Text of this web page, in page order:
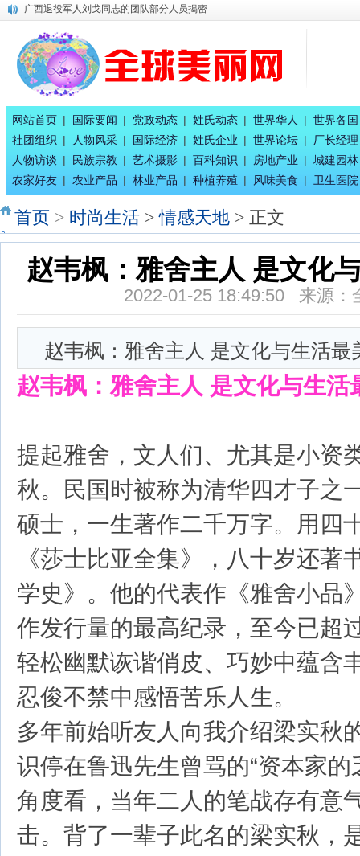
唐国宣采访健康家氧舱智慧生活馆总经理刘珈吟
百家姓合作互助创业交流会二期在南宁隆重召开
全球百家姓研究组委会今日正式成立！
平陆运河上河图总体发展规划
唐国宣采访奥运会冠军唐灵生
八桂孔雀宴 在南宁隆重开业
唐国宣采访广西辉耀文化传播公司绚丽艺术总团长王惠兰
广西退役军人刘戈同志的团队部分人员揭密
网站首页 | 国际要闻 | 党政动态 | 姓氏动态 | 世界华人 | 世界各国
社团组织 | 人物风采 | 国际经济 | 姓氏企业 | 世界论坛 |
厂长经理
人物访谈 | 民族宗教 | 艺术摄影 | 百科知识 | 房地产业 | 城建园林
农家好友 | 农业产品 | 林业产品 | 种植养殖 | 风味美食 | 卫生医院
首页 > 时尚生活 >情感天地 > 正文
赵韦枫：雅舍主人 是文化
2022-01-25 18:49:50 来源：
赵韦枫：雅舍主人 是文化与生活最
赵韦枫：雅舍主人 是文化与生活
提起雅舍，文人们、尤其是小资
秋。民国时被称为清华四才子之
硕士，一生著作二千万字。用四
《莎士比亚全集》，八十岁还著
学史》。他的代表作《雅舍小品
作发行量的最高纪录，至今已超
轻松幽默诙谐俏皮、巧妙中蕴含
忍俊不禁中感悟苦乐人生。
多年前始听友人向我介绍梁实秋
识停在鲁迅先生曾骂的“资本家的
角度看，当年二人的笔战存有意
击。背了一辈子此名的梁实秋，